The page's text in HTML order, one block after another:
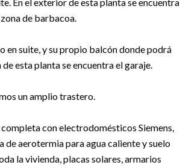
de barbacoa.
en suite, y su propio balcón donde podrá
esta planta se encuentra el garaje.
un amplio trastero.
con electrodomésticos Siemens,
de aerotermia para agua caliente y suelo
la vivienda, placas solares, armarios